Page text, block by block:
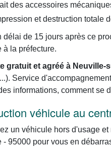
des accessoires
et destruction totale
délai de 15 jours après ce
à la préfecture.
gratuit et agréé à Neuville-
Service
informations, comment se
véhicule au
un véhicule hors d'usage
- 95000 pour vous en